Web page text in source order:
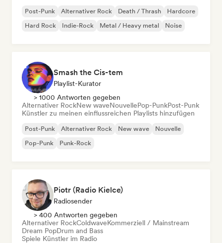
Post-Punk Alternativer Rock Death / Thrash
Hardcore
Hard Rock
Indie-Rock Metal / Heavy metal Noise
Smash the Cis-tem
Playlist-Kurator
> 1000 Antworten gegeben
Alternativer RockNew waveNouvellePop-PunkPost-Punk
Künstler zu meinen einflussreichen Playlists hinzufügen
Post-Punk Alternativer Rock New wave
Nouvelle
Pop-Punk
Punk-Rock
Piotr (Radio Kielce)
Radiosender
> 400 Antworten gegeben
Alternativer RockColdwaveKommerziell / Mainstream
Dream PopDrum and Bass
Spiele Künstler im Radio